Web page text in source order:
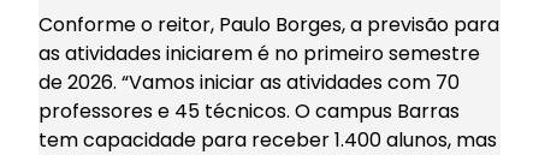
Conforme o reitor, Paulo Borges, a previsão para
as atividades iniciarem é no primeiro semestre
de 2026. “Vamos iniciar as atividades com 70
professores e 45 técnicos. O campus Barras
tem capacidade para receber 1.400 alunos, mas